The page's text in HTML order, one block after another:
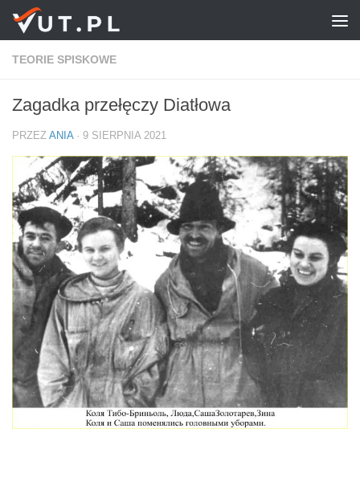
Przejdź do treści
TEORIE SPISKOWE
Zagadka przełęczy Diatłowa
PRZEZ ANIA · 9 SIERPNIA 2021